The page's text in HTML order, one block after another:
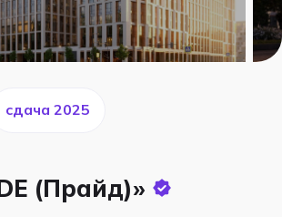
(Прайд)»
cдача 2025